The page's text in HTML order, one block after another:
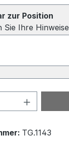
zur Position
Sie Ihre
Anzahl:
TG.1143